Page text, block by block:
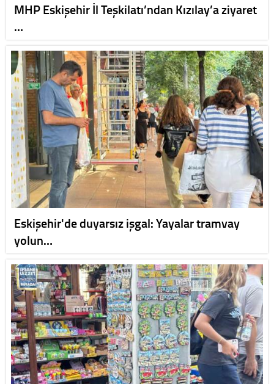
MHP Eskişehir İl Teşkilatı’ndan Kızılay’a ziyaret
…
Eskişehir'de duyarsız işgal: Yayalar tramvay
yolun…